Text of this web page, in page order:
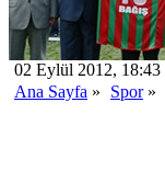
02 Eylül 2012, 18:43
Ana Sayfa » Spor»